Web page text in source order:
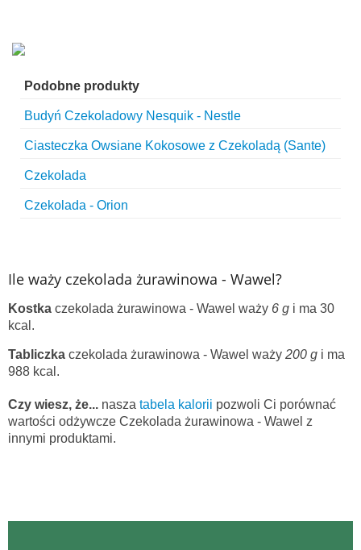
Podobne produkty
Budyń Czekoladowy Nesquik - Nestle
Ciasteczka Owsiane Kokosowe z Czekoladą (Sante)
Czekolada
Czekolada - Orion
Ile waży czekolada żurawinowa - Wawel?
Kostka czekolada żurawinowa - Wawel waży 6 g i ma 30
kcal.
Tabliczka czekolada żurawinowa - Wawel waży 200 g i ma
988 kcal.
Czy wiesz, że... nasza tabela kalorii pozwoli Ci porównać
wartości odżywcze Czekolada żurawinowa - Wawel z
innymi produktami.